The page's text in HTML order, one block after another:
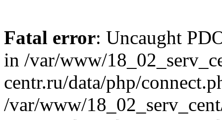
Fatal error: Uncaught
in /var/www/
centr.ru/data/php/
/var/www/